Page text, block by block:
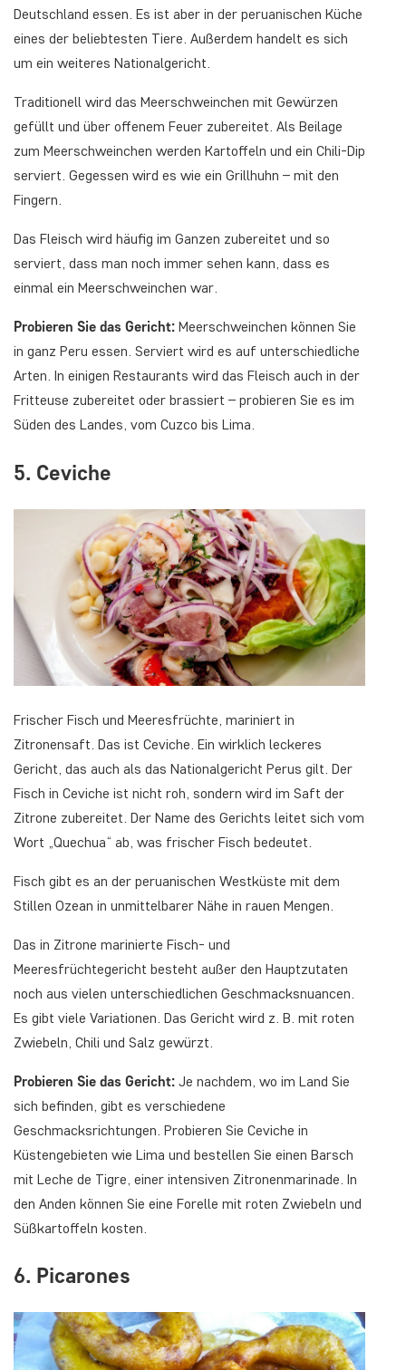
Deutschland essen. Es ist aber in der peruanischen Küche
eines der beliebtesten Tiere. Außerdem handelt es sich
um ein weiteres Nationalgericht.
Traditionell wird das Meerschweinchen mit Gewürzen
gefüllt und über offenem Feuer zubereitet. Als Beilage
zum Meerschweinchen werden Kartoffeln und ein Chili-Dip
serviert. Gegessen wird es wie ein Grillhuhn – mit den
Fingern.
Das Fleisch wird häufig im Ganzen zubereitet und so
serviert, dass man noch immer sehen kann, dass es
einmal ein Meerschweinchen war.
Probieren Sie das Gericht: Meerschweinchen können Sie
in ganz Peru essen. Serviert wird es auf unterschiedliche
Arten. In einigen Restaurants wird das Fleisch auch in der
Fritteuse zubereitet oder brassiert – probieren Sie es im
Süden des Landes, vom Cuzco bis Lima.
5. Ceviche
Frischer Fisch und Meeresfrüchte, mariniert in
Zitronensaft. Das ist Ceviche. Ein wirklich leckeres
Gericht, das auch als das Nationalgericht Perus gilt. Der
Fisch in Ceviche ist nicht roh, sondern wird im Saft der
Zitrone zubereitet. Der Name des Gerichts leitet sich vom
Wort „Quechua“ ab, was frischer Fisch bedeutet.
Fisch gibt es an der peruanischen Westküste mit dem
Stillen Ozean in unmittelbarer Nähe in rauen Mengen.
Das in Zitrone marinierte Fisch- und
Meeresfrüchtegericht besteht außer den Hauptzutaten
noch aus vielen unterschiedlichen Geschmacksnuancen.
Es gibt viele Variationen. Das Gericht wird z. B. mit roten
Zwiebeln, Chili und Salz gewürzt.
Probieren Sie das Gericht: Je nachdem, wo im Land Sie
sich befinden, gibt es verschiedene
Geschmacksrichtungen. Probieren Sie Ceviche in
Küstengebieten wie Lima und bestellen Sie einen Barsch
mit Leche de Tigre, einer intensiven Zitronenmarinade. In
den Anden können Sie eine Forelle mit roten Zwiebeln und
Süßkartoffeln kosten.
6. Picarones